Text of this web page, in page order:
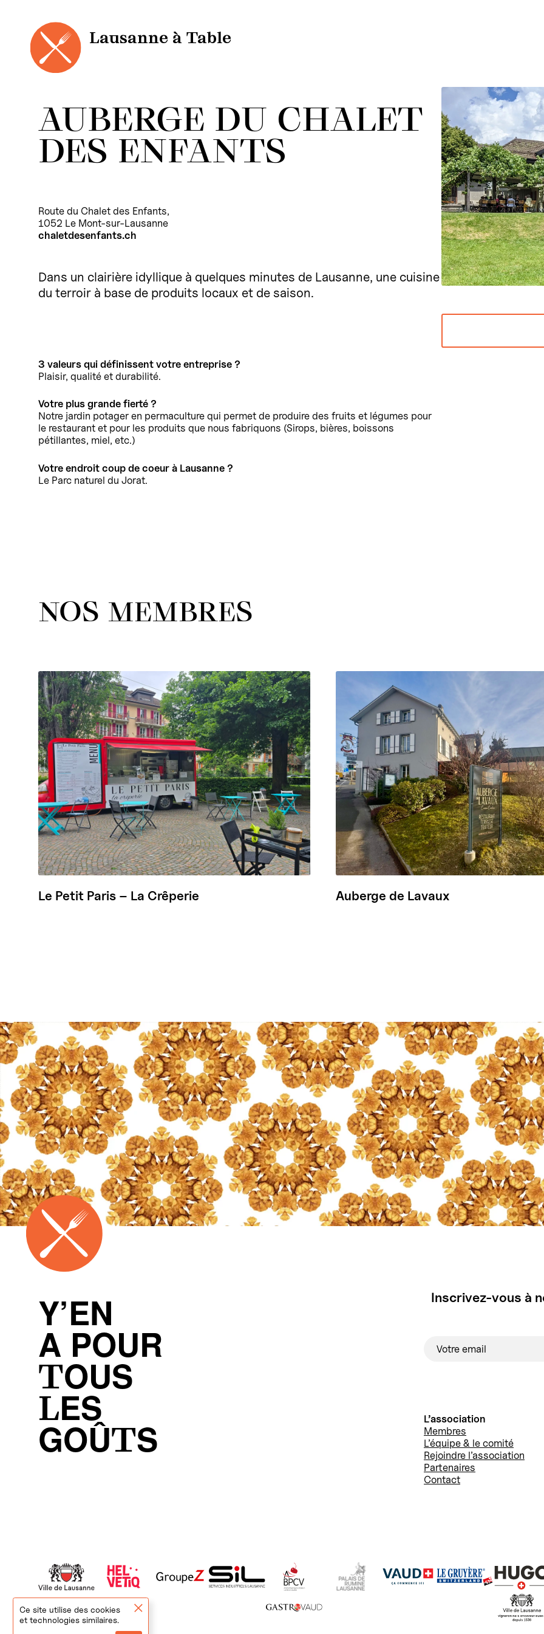
Ce site utilise des cookies
et technologies similaires.
contenu
Lausanne à Table
AUBERGE DU CHALET
DES ENFANTS
Route du Chalet des Enfants,
1052 Le Mont-sur-Lausanne
chaletdesenfants.ch
Dans un clairière idyllique à quelques minutes de Lausanne, une cuisine
du terroir à base de produits locaux et de saison.
3 valeurs qui définissent votre entreprise ?
Plaisir, qualité et durabilité.
Votre plus grande fierté ?
Notre jardin potager en permaculture qui permet de produire des fruits et légumes pour
le restaurant et pour les produits que nous fabriquons (Sirops, bières, boissons
pétillantes, miel, etc.)
Votre endroit coup de coeur à Lausanne ?
Le Parc naturel du Jorat.
NOS MEMBRES
Le Petit Paris – La Crêperie Auberge de Lavaux
Y’EN
A POUR
TOUS
LES
GOÛTS
Inscrivez-vous à
L’association
Membres
L’équipe & le comité
Rejoindre l’association
Partenaires
Contact